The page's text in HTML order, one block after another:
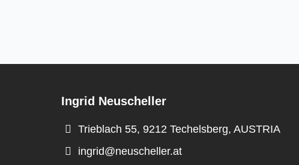
Ingrid Neuscheller
Trieblach 55, 9212 Techelsberg, AUSTRIA
ingrid@neuscheller.at